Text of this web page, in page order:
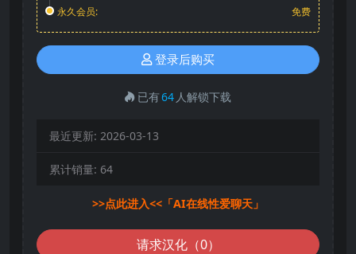
永久会员:
免费
登录后购买
已有64 人解锁下载
最近更新: 2026-03-13
累计销量: 64
>>点此进入<<「AI在线性爱聊天」
请求汉化（0）